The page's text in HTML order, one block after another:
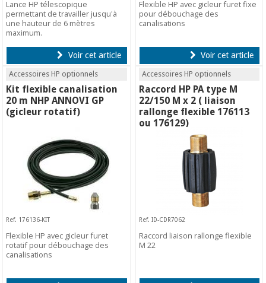
Lance HP télescopique
permettant de travailler jusqu'à
une hauteur de 6 mètres
maximum.
Voir cet article
Flexible HP avec gicleur furet fixe
pour débouchage des
canalisations
Voir cet article
Accessoires HP optionnels
Kit flexible canalisation
20 m NHP ANNOVI GP
(gicleur rotatif)
Ref. 176136-KIT
Flexible HP avec gicleur furet
rotatif pour débouchage des
canalisations
Accessoires HP optionnels
Raccord HP PA type M
22/150 M x 2 ( liaison
rallonge flexible 176113
ou 176129)
Ref. ID-CDR7062
Raccord liaison rallonge flexible
M 22